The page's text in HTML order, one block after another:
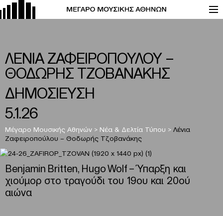
ΛΕΝΙΑ ΖΑΦΕΙΡΟΠΟΥΛΟΥ –
ΘΟΔΩΡΗΣ ΤΖΟΒΑΝΑΚΗΣ
ΔΗΜΟΣΙΕΥΣΗ
5.1.26
Μέγαρο Μουσικής Αθηνών > Νέα & Δελτία Τύπου > Λένια
Ζαφειροπούλου – Θοδωρής Τζοβανάκης
Benjamin Britten, Hugo Wolf – Ύπαρξη και
χιούμορ στο τραγούδι του 19ου και 20ού
αιώνα